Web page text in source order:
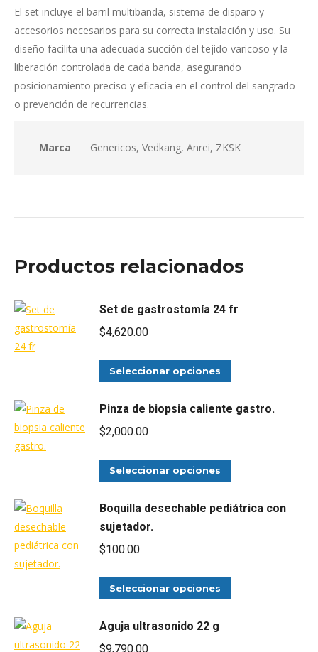
El set incluye el barril multibanda, sistema de disparo y
accesorios necesarios para su correcta instalación y uso. Su
diseño facilita una adecuada succión del tejido varicoso y la
liberación controlada de cada banda, asegurando
posicionamiento preciso y eficacia en el control del sangrado
o prevención de recurrencias.
Marca Genericos, Vedkang, Anrei, ZKSK
Productos relacionados
Set de gastrostomía 24 fr
$4,620.00
Seleccionar opciones
producto
tiene
Las
opciones
pueden
Pinza de biopsia caliente gastro.
$2,000.00
Seleccionar opciones
producto
tiene
opciones
se
Boquilla desechable pediátrica con
sujetador.
$100.00
Seleccionar opciones
producto
Aguja ultrasonido 22 g
$9,790.00